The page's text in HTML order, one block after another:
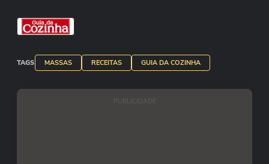
TAGS MASSAS RECEITAS GUIA DA COZINHA
PUBLICIDADE